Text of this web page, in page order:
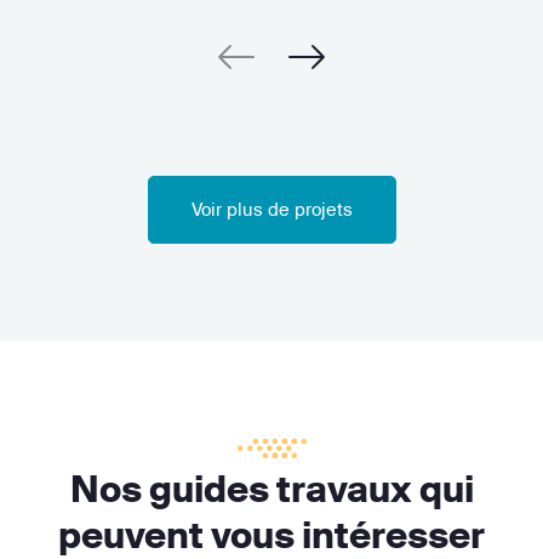
Voir plus de projets
Nos guides travaux qui
peuvent vous intéresser